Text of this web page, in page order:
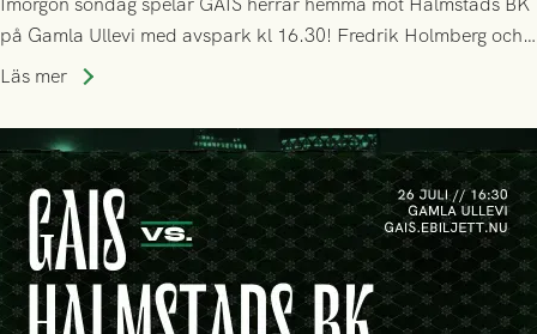
på Gamla Ullevi med avspark kl 16.30! Fredrik Holmberg och
ledarstaben har tagit ut följande trupp till matchen:
Läs mer